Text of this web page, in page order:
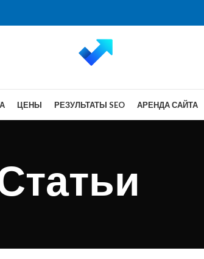
ЦЕНЫ РЕЗУЛЬТАТЫ SEO АРЕНДА САЙТА